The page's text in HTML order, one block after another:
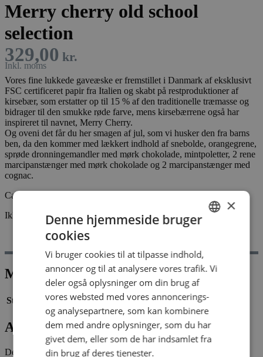
Merry cherry old school
selection
329,00 kr.
Vores fine lukkede gaveæske er fremstillet i Danmark af eksklusivt
FSC certificeret papir fra Italien og skabt på restproduktioner af
kirsebær, som erstatter op til 15 % af den traditionelle træmasse og
bidrager til den smukke røde farve, mens kirsebærrene også har
inspireret til navnet, Merry Cherry.
Og oveni det får du her smagen af jul, som vi husker den fra barns
ben, da den kommer med lækkert indhold af snebolde, orangegrene,
sprøde dronningemandler med mørk chokolade, mintpoletter, 2 rene
marcipanstænger med mørk chokolade og 2 marcipanstænger med
cognac.
Ca. 350 gr.
Ikke på lager
Mål
Størrelse 28,3 × 14 × 2,5 cm
Anmeldelser
Der er endnu ikke nogle anmeldelser.
DANISH
×
Denne hjemmeside bruger
cookies
Vi bruger cookies til at tilpasse indhold,
annoncer og til at analysere vores trafik. Vi
deler også oplysninger om din brug af
vores websted med vores annoncerings-
og analysepartnere, som kan kombinere
dem med andre oplysninger, som du har
givet dem, eller som de har indsamlet fra
din brug af deres tjenester.